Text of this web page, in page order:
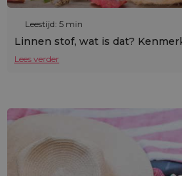
Leestijd: 5 min
Linnen stof, wat is dat?
Lees verder